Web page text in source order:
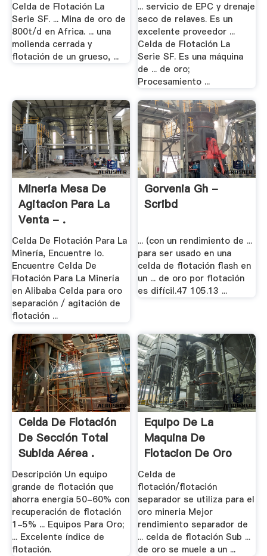
Celda de Flotación La
Serie SF. ... Mina de oro de
800t/d en Africa. ... una
molienda cerrada y
flotación de un grueso, ...
... servicio de EPC y drenaje
seco de relaves. Es un
excelente proveedor ...
Celda de Flotación La
Serie SF. Es una máquina
de ... de oro;
Procesamiento ...
Mineria Mesa De
Agitacion Para La
Venta - .
Celda De Flotación Para La
Minería, Encuentre lo.
Encuentre Celda De
Flotación Para La Minería
en Alibaba Celda para oro
separación / agitación de
flotación ...
Gorvenia Gh -
Scribd
... (con un rendimiento de ...
para ser usado en una
celda de flotación flash en
un ... de oro por flotación
es difícil.47 105.13 ...
Celda De Flotación
De Sección Total
Subida Aérea .
Descripción Un equipo
grande de flotación que
ahorra energía 50-60% con
recuperación de flotación
1-5% ... Equipos Para Oro;
... Excelente índice de
flotación.
Equipo De La
Maquina De
Flotacion De Oro
Mineria
Celda de
flotación/flotación
separador se utiliza para el
oro mineria Mejor
rendimiento separador de
... celda de flotación Sub ...
de oro se muele a un ...